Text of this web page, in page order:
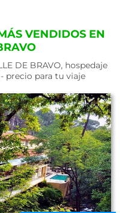
VENDIDOS EN
DE BRAVO, hospedaje
precio para tu viaje